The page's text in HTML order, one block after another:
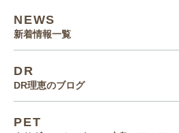
NEWS
新着情報一覧
DR
DR理恵のブログ
PET